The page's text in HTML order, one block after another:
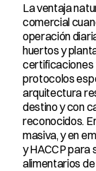
La ventaja
comercial
operación
huertos y
certificaciones
protocolos
arquitectura
destino y con
reconocidos.
masiva, y en
y HACCP para
alimentarios